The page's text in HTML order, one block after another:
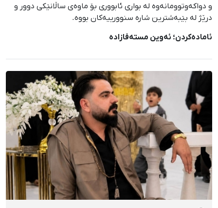
و دواکەوتوومانەوە لە بواری ئابووری بۆ ماوەی ساڵانێكی دوور و
درێژ لە بێبەشترین شارە سنوورییەکان بووە.
ئامادەکردن؛ ئەوین مستەفا‌زاده